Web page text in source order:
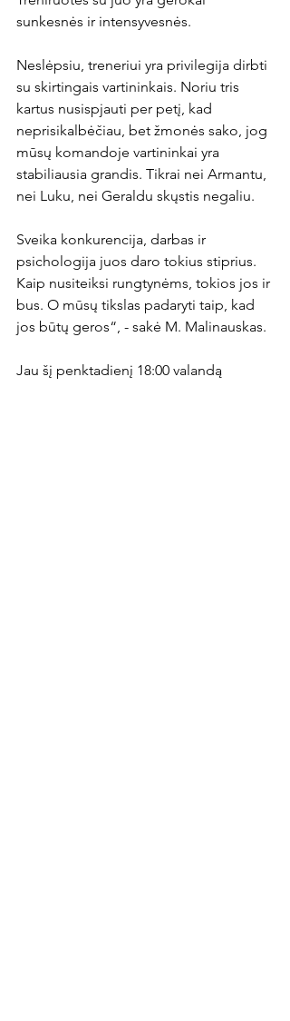
sunkesnės ir intensyvesnės.
Neslėpsiu, treneriui yra privilegija dirbti
su skirtingais vartininkais. Noriu tris
kartus nusispjauti per petį, kad
neprisikalbėčiau, bet žmonės sako, jog
mūsų komandoje vartininkai yra
stabiliausia grandis. Tikrai nei Armantu,
nei Luku, nei Geraldu skųstis negaliu.
Sveika konkurencija, darbas ir
psichologija juos daro tokius stiprius.
Kaip nusiteiksi rungtynėms, tokios jos ir
bus. O mūsų tikslas padaryti taip, kad
jos būtų geros“, - sakė M. Malinauskas.
Jau šį penktadienį 18:00 valandą